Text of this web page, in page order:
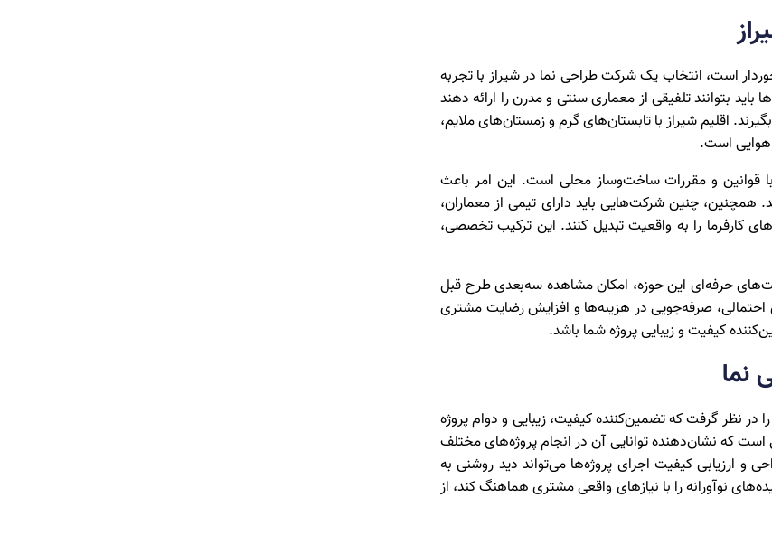
است، انتخاب یک شرکت طراحی نما در شیراز با تجربه
بتوانند تلفیقی از معماری سنتی و مدرن را ارائه دهند
اقلیم شیراز با تابستان‌های گرم و زمستان‌های ملایم،
هوایی است.
قوانین و مقررات ساخت‌وساز محلی است. این امر باعث
چنین شرکت‌هایی باید دارای تیمی از معماران،
کارفرما را به واقعیت تبدیل کنند. این ترکیب تخصصی،
حرفه‌ای این حوزه، امکان مشاهده سه‌بعدی طرح قبل
احتمالی، صرفه‌جویی در هزینه‌ها و افزایش رضایت مشتری
کیفیت و زیبایی پروژه شما باشد.
نما
در نظر گرفت که تضمین‌کننده کیفیت، زیبایی و دوام پروژه
که نشان‌دهنده توانایی آن در انجام پروژه‌های مختلف
ارزیابی کیفیت اجرای پروژه‌ها می‌تواند دید روشنی به
نوآورانه را با نیازهای واقعی مشتری هماهنگ کند، از